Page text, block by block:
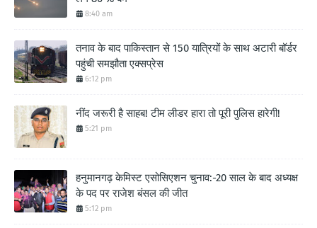
8:40 am
तनाव के बाद पाकिस्तान से 150 यात्रियों के साथ अटारी बॉर्डर
पहुंची समझौता एक्सप्रेस
6:12 pm
नींद जरूरी है साहब! टीम लीडर हारा तो पूरी पुलिस हारेगी!
5:21 pm
हनुमानगढ़ केमिस्ट एसोसिएशन चुनाव:-20 साल के बाद अध्यक्ष
के पद पर राजेश बंसल की जीत
5:12 pm